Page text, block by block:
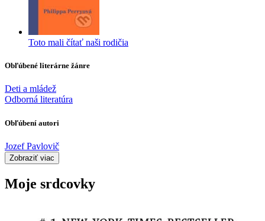
Toto mali čítať naši rodičia
Obľúbené literárne žánre
Deti a mládež
Odborná literatúra
Obľúbení autori
Jozef Pavlovič
Zobraziť viac
Moje srdcovky